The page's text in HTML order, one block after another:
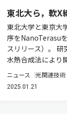
東北大ら，軟X
東北大学と東京大
序をNanoTerasu
スリリース）。
水熱合成法により
ニュース 光関連技術
2025.01.21